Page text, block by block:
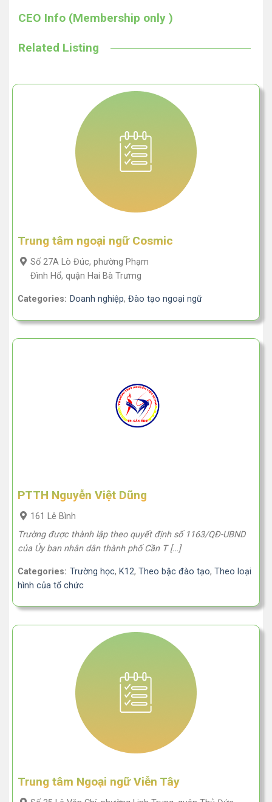
CEO Info (Membership only )
Related Listing
Trung tâm ngoại ngữ Cosmic
Số 27A Lò Đúc, phường Phạm
Đình Hổ, quận Hai Bà Trưmg
Categories: Doanh nghiệp, Đào tạo ngoại ngữ
PTTH Nguyễn Việt Dũng
161 Lê Bình
Trường được thành lập theo quyết định số 1163/QĐ-UBND
của Ủy ban nhân dân thành phố Cần T […]
Categories: Trường học, K12, Theo bậc đào tạo, Theo loại
hình của tổ chức
Trung tâm Ngoại ngữ Viễn Tây